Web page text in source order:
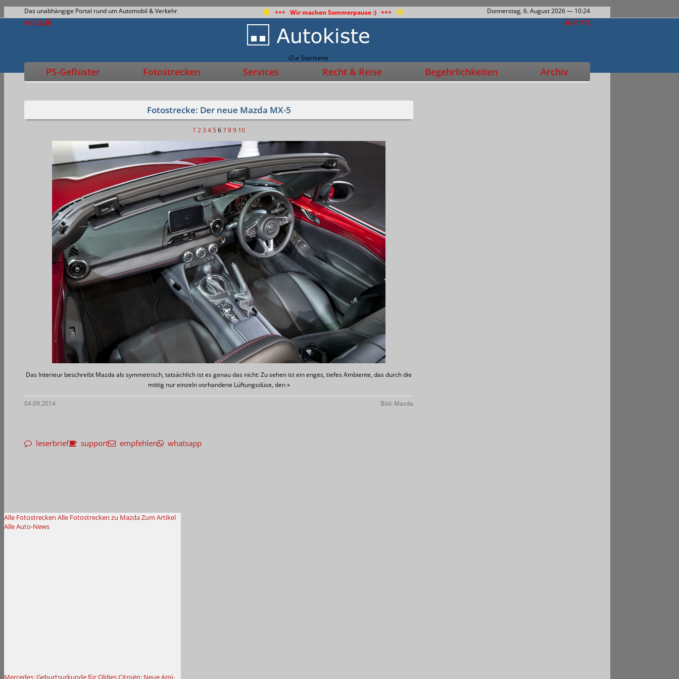
Das unabhängige Portal rund um Automobil & Verkehr +++ Wir machen Sommerpause :) +++ Donnerstag, 6. August 2026— 10:24
Zur Startseite
PS-Geflüster Fotostrecken Services Recht & Reise Begehrlichkeiten Archiv
Fotostrecke: Der neue Mazda MX-5
1 23 4 56789 10
Das Interieur beschreibt Mazda als symmetrisch, tatsächlich ist es genau das nicht: Zu sehen ist ein enges, tiefes Ambiente, das durch die
mittig nur einzeln vorhandene Lüftungsdüse, den »
04.09.2014 Bild: Mazda
leserbrief support empfehlen whatsapp
Alle Fotostrecken Alle Fotostrecken zu MazdaZum Artikel
Alle Auto-News
Mercedes: Geburtsurkunde für OldiesCitroën: Neue Ami-